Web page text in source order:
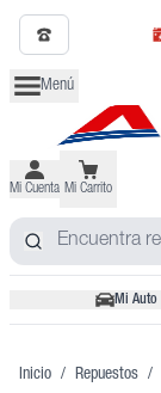
Menú
Mi Cuenta Mi Carrito
Mi Auto
Inicio / Repuestos /